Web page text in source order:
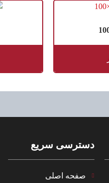
دسترسی سریع
صفحه اصلی